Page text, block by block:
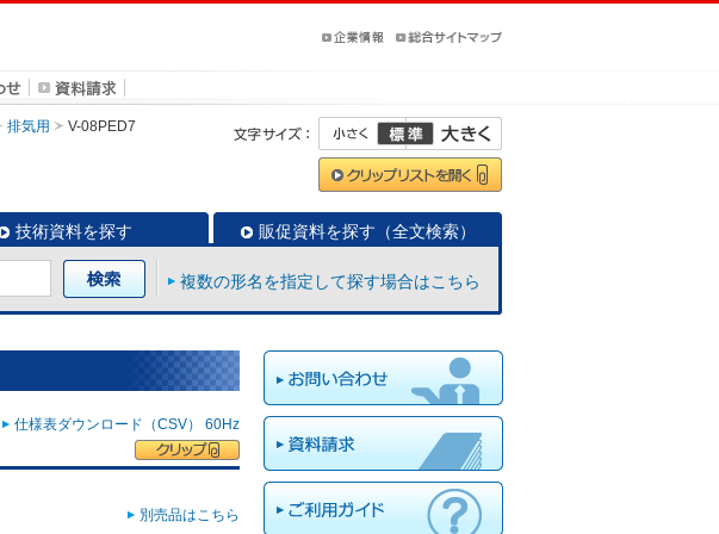
排気用 V-08PED7
技術資料を探す 販促資料を探す（全文検索）
複数の形名を指定して探す場合はこちら
仕様表ダウンロード（CSV） 60Hz
別売品はこちら